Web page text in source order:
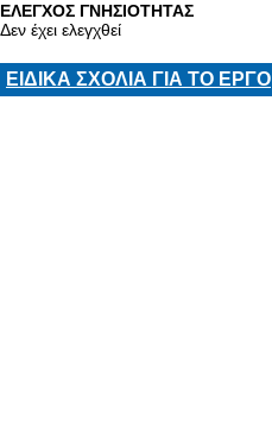
ΕΛΕΓΧΟΣ ΓΝΗΣΙΟΤΗΤΑΣ
Δεν έχει ελεγχθεί
ΕΙΔΙΚΑ ΣΧΟΛΙΑ ΓΙΑ ΤΟ ΕΡΓΟ